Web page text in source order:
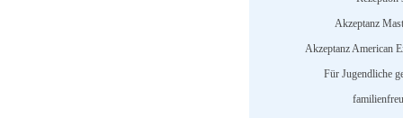
Akzeptanz
Akzeptanz American
Für Jugendliche